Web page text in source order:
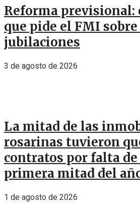
Reforma previsional:
que pide el FMI sobre
jubilaciones
3 de agosto de 2026
La mitad de las
rosarinas tuvieron
contratos por falta de
primera mitad del
1 de agosto de 2026